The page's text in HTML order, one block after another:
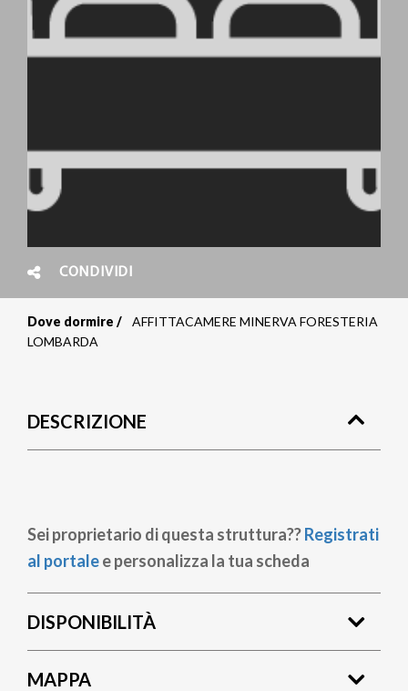
CONDIVIDI
Briciole
pane
Dove dormire
AFFITTACAMERE MINERVA FORESTERIA
LOMBARDA
DESCRIZIONE
Sei proprietario di questa struttura??Registrati
al portalee personalizza la tua scheda
DISPONIBILITÀ
MAPPA